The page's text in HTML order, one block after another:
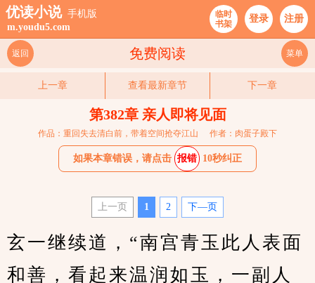
优读小说 手机版
m.youdu5.com
临时
书架
登录 注册
免费阅读
返回 菜单
上一章 查看最新章节 下一章
第382章 亲人即将见面
作品：重回失去清白前，带着空间抢夺江山 作者：肉蛋子殿下
如果本章错误，请点击 报错 10秒纠正
上一页 1 2 下—页
玄一继续道，“南宫青玉此人表面
和善，看起来温润如玉，一副人